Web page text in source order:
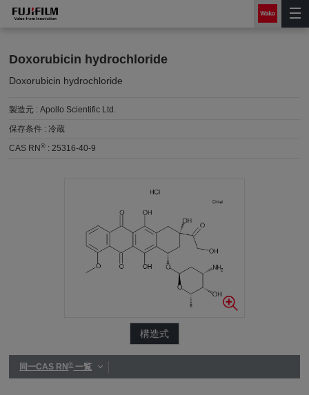
Doxorubicin hydrochloride
Doxorubicin hydrochloride
製造元 :Apollo Scientific Ltd.
保存条件 :冷蔵
CAS RN® :25316-40-9
構造式
同一CAS RN®一覧